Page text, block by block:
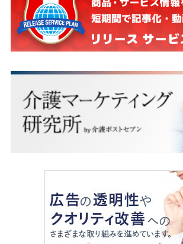
その弁護士T等だったからです。 定年後を夢みる樋口
英明は、当然「虚偽事実を主張して裁
本来ありうべからざる内容の確定判決
批難すべきところ、逆に「適正，公平
らざる判決を言い渡したのです。 それでも現在、樋口
英明は国民を欺いて 立派な人間とし
す。